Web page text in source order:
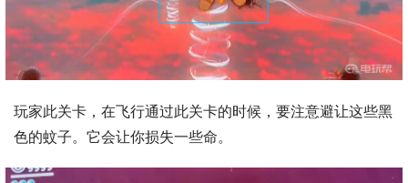
玩家此关卡，在飞行通过此关卡的时候，要注意避让这些黑
色的蚊子。它会让你损失一些命。